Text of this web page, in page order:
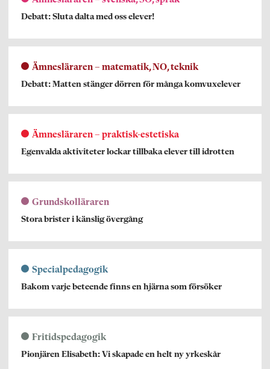
Debatt: Sluta dalta med oss elever!
Ämnesläraren – matematik, NO, teknik
Debatt: Matten stänger dörren för många komvuxelever
Ämnesläraren – praktisk-estetiska
Egenvalda aktiviteter lockar tillbaka elever till idrotten
Grundskolläraren
Stora brister i känslig övergång
Specialpedagogik
Bakom varje beteende finns en hjärna som försöker
Fritidspedagogik
Pionjären Elisabeth: Vi skapade en helt ny yrkeskår